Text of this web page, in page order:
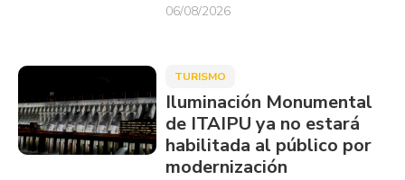
06/08/2026
TURISMO
Iluminación Monumental
de ITAIPU ya no estará
habilitada al público por
modernización